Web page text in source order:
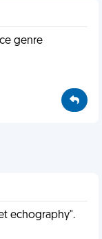
genre
echography".